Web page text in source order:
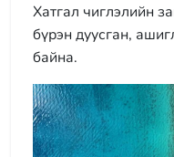
Хатгал чиглэлийн
бүрэн дуусган,
байна.